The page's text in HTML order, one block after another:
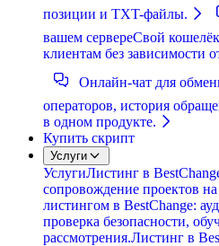
позиции и TXT-файлы.
вашем сервереСвой
клиентам без зависимости
Онлайн-чат для
операторов, история
в одном продукте.
Купить скрипт
Услуги
УслугиЛистинг в
сопровождение проектов
листингом в BestChange:
проверка безопасности,
рассмотрения.Листинг в